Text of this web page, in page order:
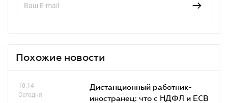
Похожие новости
10.14
Сегодня
Дистанционный работник-
иностранец: что с НДФЛ и ЕСВ